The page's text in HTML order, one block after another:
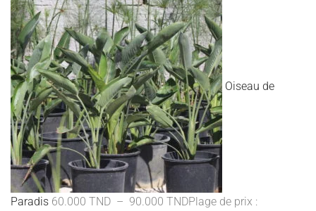
Oiseau de
Paradis 60.000 TND – 90.000 TNDPlage de prix :